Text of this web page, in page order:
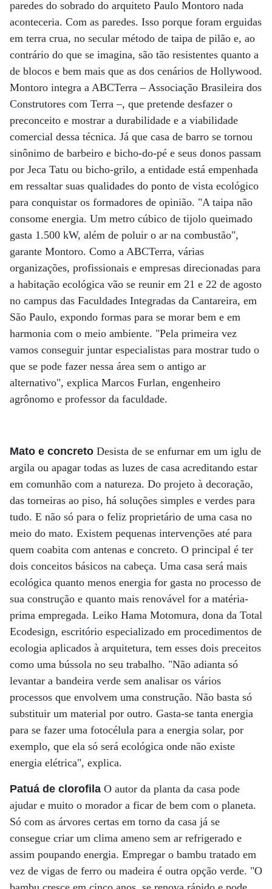
paredes do sobrado do arquiteto Paulo Montoro nada
aconteceria. Com as paredes. Isso porque foram erguidas
em terra crua, no secular método de taipa de pilão e, ao
contrário do que se imagina, são tão resistentes quanto a
de blocos e bem mais que as dos cenários de Hollywood.
Montoro integra a ABCTerra – Associação Brasileira dos
Construtores com Terra –, que pretende desfazer o
preconceito e mostrar a durabilidade e a viabilidade
comercial dessa técnica. Já que casa de barro se tornou
sinônimo de barbeiro e bicho-do-pé e seus donos passam
por Jeca Tatu ou bicho-grilo, a entidade está empenhada
em ressaltar suas qualidades do ponto de vista ecológico
para conquistar os formadores de opinião. "A taipa não
consome energia. Um metro cúbico de tijolo queimado
gasta 1.500 kW, além de poluir o ar na combustão",
garante Montoro. Como a ABCTerra, várias
organizações, profissionais e empresas direcionadas para
a habitação ecológica vão se reunir em 21 e 22 de agosto
no campus das Faculdades Integradas da Cantareira, em
São Paulo, expondo formas para se morar bem e em
harmonia com o meio ambiente. "Pela primeira vez
vamos conseguir juntar especialistas para mostrar tudo o
que se pode fazer nessa área sem o antigo ar
alternativo", explica Marcos Furlan, engenheiro
agrônomo e professor da faculdade.
Mato e concreto Desista de se enfurnar em um iglu de
argila ou apagar todas as luzes de casa acreditando estar
em comunhão com a natureza. Do projeto à decoração,
das torneiras ao piso, há soluções simples e verdes para
tudo. E não só para o feliz proprietário de uma casa no
meio do mato. Existem pequenas intervenções até para
quem coabita com antenas e concreto. O principal é ter
dois conceitos básicos na cabeça. Uma casa será mais
ecológica quanto menos energia for gasta no processo de
sua construção e quanto mais renovável for a matéria-
prima empregada. Leiko Hama Motomura, dona da Total
Ecodesign, escritório especializado em procedimentos de
ecologia aplicados à arquitetura, tem esses dois preceitos
como uma bússola no seu trabalho. "Não adianta só
levantar a bandeira verde sem analisar os vários
processos que envolvem uma construção. Não basta só
substituir um material por outro. Gasta-se tanta energia
para se fazer uma fotocélula para a energia solar, por
exemplo, que ela só será ecológica onde não existe
energia elétrica", explica.
Patuá de clorofila O autor da planta da casa pode
ajudar e muito o morador a ficar de bem com o planeta.
Só com as árvores certas em torno da casa já se
consegue criar um clima ameno sem ar refrigerado e
assim poupando energia. Empregar o bambu tratado em
vez de vigas de ferro ou madeira é outra opção verde. "O